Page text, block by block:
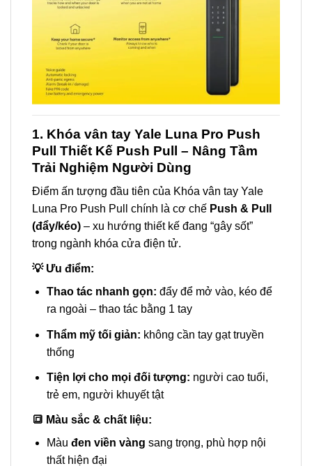
1. Khóa vân tay Yale Luna Pro Push
Pull Thiết Kế Push Pull – Nâng Tầm
Trải Nghiệm Người Dùng
Điểm ấn tượng đầu tiên của Khóa vân tay Yale
Luna Pro Push Pull chính là cơ chế Push & Pull
(đẩy/kéo) – xu hướng thiết kế đang “gây sốt”
trong ngành khóa cửa điện tử.
💡 Ưu điểm:
Thao tác nhanh gọn: đẩy để mở vào, kéo để
ra ngoài – thao tác bằng 1 tay
Thẩm mỹ tối giản: không cần tay gạt truyền
thống
Tiện lợi cho mọi đối tượng: người cao tuổi,
trẻ em, người khuyết tật
🔳 Màu sắc & chất liệu:
Màu đen viền vàng sang trọng, phù hợp nội
thất hiện đại